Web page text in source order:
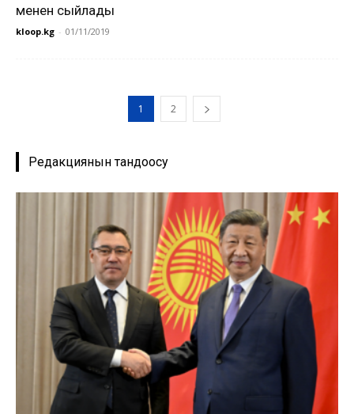
менен сыйлады
kloop.kg - 01/11/2019
1 2
Редакциянын тандоосу